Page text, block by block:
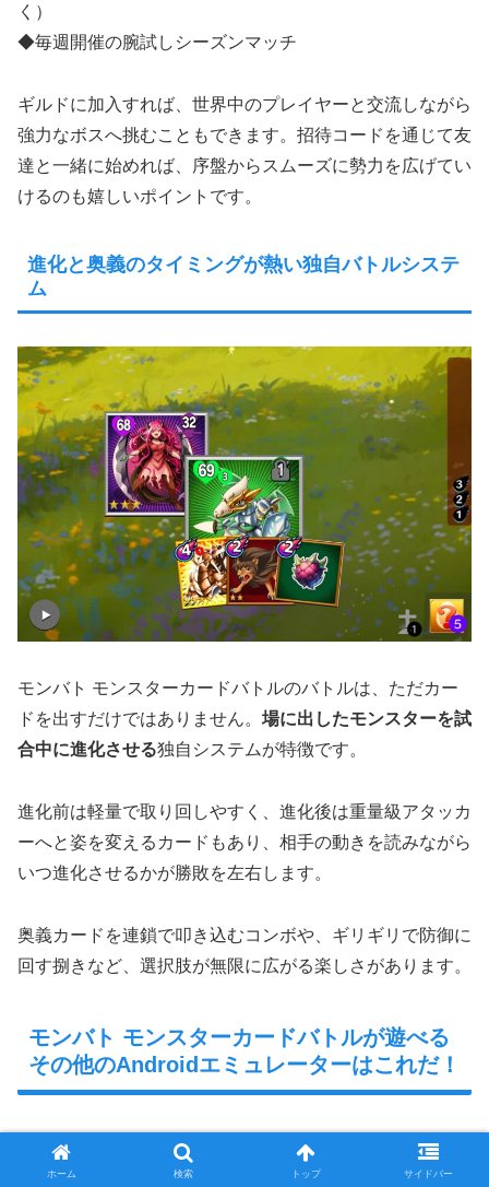
く）
◆毎週開催の腕試しシーズンマッチ
ギルドに加入すれば、世界中のプレイヤーと交流しながら
強力なボスへ挑むこともできます。招待コードを通じて友
達と一緒に始めれば、序盤からスムーズに勢力を広げてい
けるのも嬉しいポイントです。
進化と奥義のタイミングが熱い独自バトルシステ
ム
モンバト モンスターカードバトルのバトルは、ただカー
ドを出すだけではありません。 場に出したモンスターを試
合中に進化させる独自システムが特徴です。
進化前は軽量で取り回しやすく、進化後は重量級アタッカ
ーへと姿を変えるカードもあり、相手の動きを読みながら
いつ進化させるかが勝敗を左右します。
奥義カードを連鎖で叩き込むコンボや、ギリギリで防御に
回す捌きなど、選択肢が無限に広がる楽しさがあります。
モンバト モンスターカードバトルが遊べる
その他のAndroidエミュレーターはこれだ！
LDPlayer PC：軽量動作が魅力
ホーム 検索 トップ サイドバー